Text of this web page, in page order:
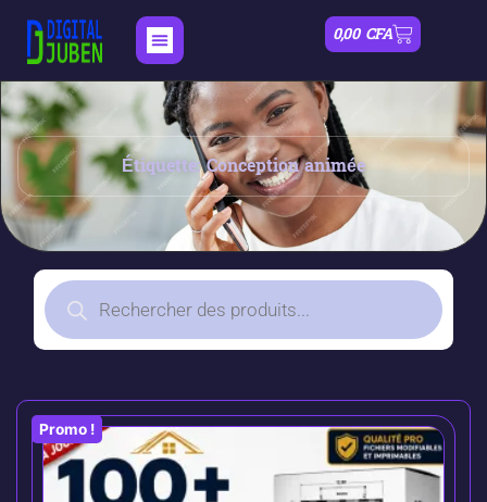
0,00 CFA
Étiquette: Conception animée
Promo !